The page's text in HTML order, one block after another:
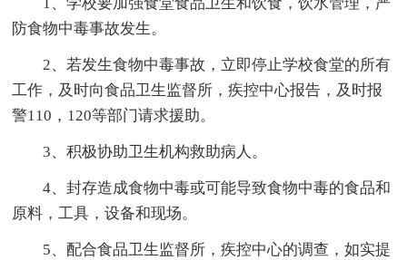
1、学校要加强食堂食品卫生和饮食，饮水管理，严
防食物中毒事故发生。
2、若发生食物中毒事故，立即停止学校食堂的所有
工作，及时向食品卫生监督所，疾控中心报告，及时报
警110，120等部门请求援助。
3、积极协助卫生机构救助病人。
4、封存造成食物中毒或可能导致食物中毒的食品和
原料，工具，设备和现场。
5、配合食品卫生监督所，疾控中心的调查，如实提